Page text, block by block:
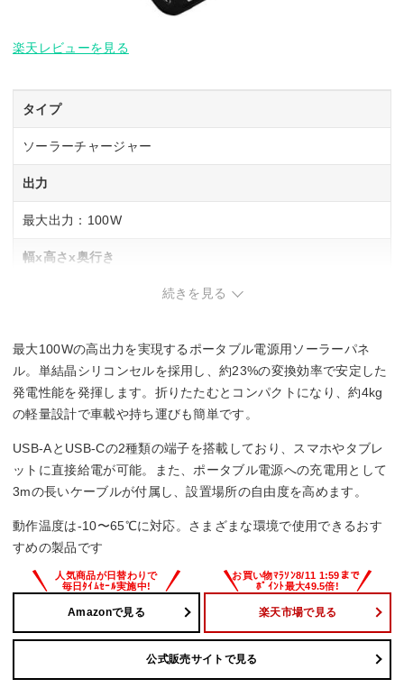
楽天レビューを見る
タイプ
ソーラーチャージャー
出力
最大出力：100W
幅x高さx奥行き
4000g
続きを見る
最大100Wの高出力を実現するポータブル電源用ソーラーパネ
ル。単結晶シリコンセルを採用し、約23%の変換効率で安定した
発電性能を発揮します。折りたたむとコンパクトになり、約4kg
の軽量設計で車載や持ち運びも簡単です。
USB-AとUSB-Cの2種類の端子を搭載しており、スマホやタブレ
ットに直接給電が可能。また、ポータブル電源への充電用として
3mの長いケーブルが付属し、設置場所の自由度を高めます。
動作温度は-10〜65℃に対応。さまざまな環境で使用できるおす
すめの製品です
Amazonで見る 楽天市場で見る
公式販売サイトで見る